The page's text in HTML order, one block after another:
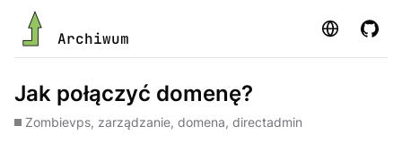
Archiwum Strona
Jak połączyć domenę?
Zombievps, zarządzanie, domena, directadmin